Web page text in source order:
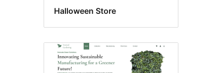
Halloween Store